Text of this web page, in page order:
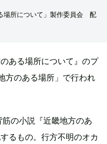
場所について」製作委員会 配
ある場所について』のプ
方のある場所」で行われ
の小説『近畿地方のあ
るもの。行方不明のオカ